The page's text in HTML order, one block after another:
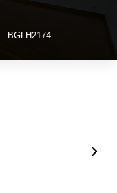
: BGLH2174